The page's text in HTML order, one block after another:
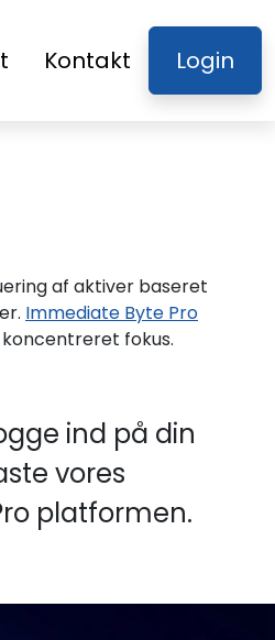
Kontakt Login
af aktiver baseret
Immediate Byte Pro
fokus.
ind på din
vores
platformen.